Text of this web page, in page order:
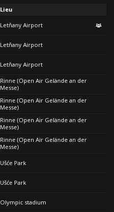
Lieu
Letňany Airport
Letňany Airport
Letňany Airport
Rinne (Open Air Gelände an der
Messe)
Rinne (Open Air Gelände an der
Messe)
Rinne (Open Air Gelände an der
Messe)
Rinne (Open Air Gelände an der
Messe)
Ušće Park
Ušće Park
Olympic stadium